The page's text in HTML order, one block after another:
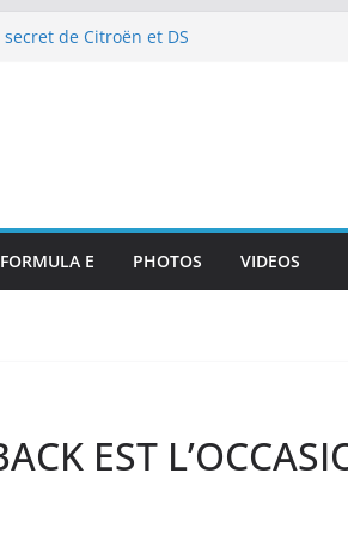
de Citroën et DS
pour DS PENSKE malgré
les projecteurs
et intégration de
à l’E-Prix de Tokyo
spectaculaires
FORMULA E PHOTOS VIDEOS
EST